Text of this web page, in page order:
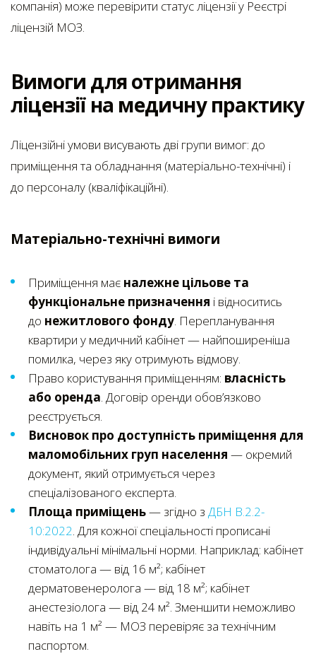
компанія) може перевірити статус ліцензії у Реєстрі
ліцензій МОЗ.
Вимоги для отримання
ліцензії на медичну практику
Ліцензійні умови висувають дві групи вимог: до
приміщення та обладнання (матеріально-технічні) і
до персоналу (кваліфікаційні).
Матеріально-технічні вимоги
Приміщення має належне цільове та
функціональне призначення і відноситись
до нежитлового фонду. Перепланування
квартири у медичний кабінет — найпоширеніша
помилка, через яку отримують відмову.
Право користування приміщенням: власність
або оренда. Договір оренди обов’язково
реєструється.
Висновок про доступність приміщення для
маломобільних груп населення — окремий
документ, який отримується через
спеціалізованого експерта.
Площа приміщень— згідно з ДБН В.2.2-
10:2022. Для кожної спеціальності прописані
індивідуальні мінімальні норми. Наприклад: кабінет
стоматолога — від 16 м²; кабінет
дерматовенеролога — від 18 м²; кабінет
анестезіолога — від 24 м². Зменшити неможливо
навіть на 1 м² — МОЗ перевіряє за технічним
паспортом.